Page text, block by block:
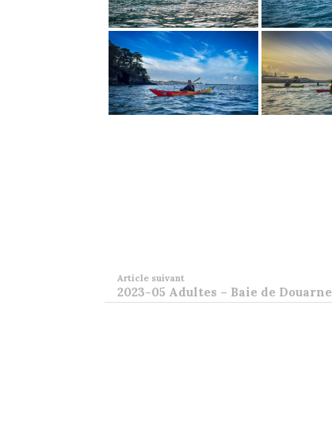
Article suivant
2023-05 Adultes – Baie de